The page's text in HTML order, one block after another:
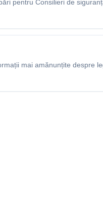
pentru Consilieri de
mai amănunțite despre